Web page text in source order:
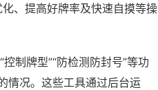
、提高好牌率及快速自摸等操
制牌型”“防检测防封号”等功
情况。这些工具通过后台运